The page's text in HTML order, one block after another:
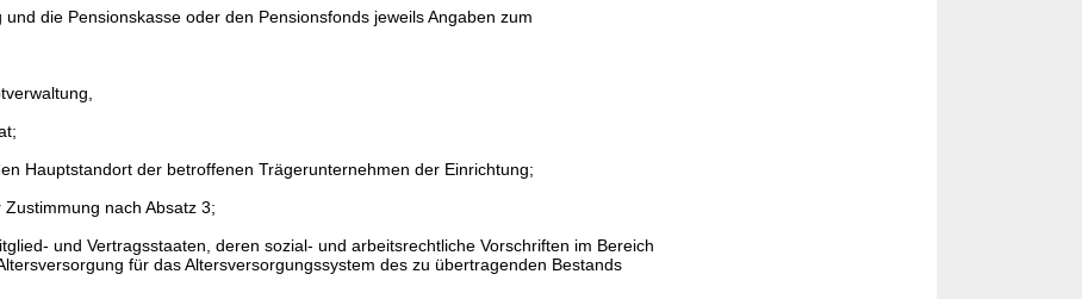
und die Pensionskasse oder den Pensionsfonds jeweils Angaben zum
Hauptstandort der betroffenen Trägerunternehmen der Einrichtung;
nach Absatz 3;
und Vertragsstaaten, deren sozial- und arbeitsrechtliche Vorschriften im Bereich
für das Altersversorgungssystem des zu übertragenden Bestands